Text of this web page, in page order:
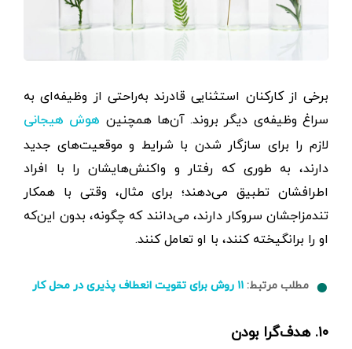
برخی از کارکنان استثنایی قادرند به‌راحتی از وظیفه‌ای به
سراغ وظیفه‌ی دیگر بروند. آن‌ها همچنین هوش هیجانی
لازم را برای سازگار شدن با شرایط و موقعیت‌های جدید
دارند، به‌ طوری که رفتار و واکنش‌هایشان را با افراد
اطرافشان تطبیق می‌دهند؛ برای مثال، وقتی با همکار
تندمزاجشان سر‌و‌کار دارند، می‌دانند که چگونه، بدون این‌که
او را برانگیخته کنند، با او تعامل کنند.
مطلب مرتبط: ۱۱ روش برای تقویت انعطاف پذیری در محل کار
۱۰. هدف‌گرا بودن